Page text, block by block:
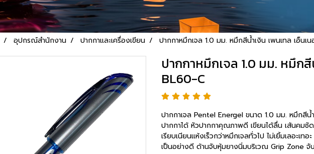
อุปกรณ์สำนักงาน ปากกาและเครื่องเขียน ปากกาหมึกเจล 1.0 มม. หมึกสีน้ำเงิน เพนเทล เอ็นเ
ปากกาหมึกเจล 1.0 มม. หมึกสี
BL60-C
ปากกาเจล Pentel Energel ขนาด 1.0 มม. หมึกสี
ปากกาได้ หัวปากกาคุณภาพดี เขียนได้ลื่น เส้นคม
เรียบเนียนแห้งเร็วกว่าหมึกเจลทั่วไป ไม่เยิ้มเลอะเท
เป็นอย่างดี ด้านจับหุ้มยางนิ่มบริเวณ Grip Zone จั